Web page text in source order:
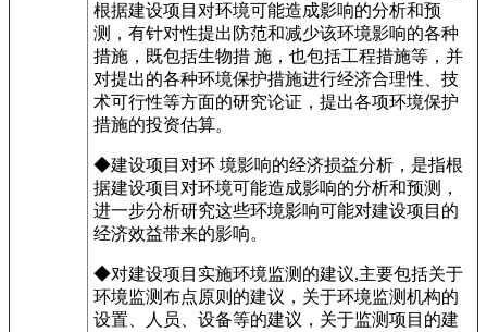
根据建设项目对环境可能造成影响的分析和预
测，有针对性提出防范和减少该环境影响的各种
措施，既包括生物措 施，也包括工程措施等，并
对提出的各种环境保护措施进行经济合理性、技
术可行性等方面的研究论证，提出各项环境保护
措施的投资估算。
◆建设项目对环 境影响的经济损益分析，是指根
据建设项目对环境可能造成影响的分析和预测，
进一步分析研究这些环境影响可能对建设项目的
经济效益带来的影响。
◆对建设项目实施环境监测的建议,主要包括关于
环境监测布点原则的建议，关于环境监测机构的
设置、人员、设备等的建议，关于监测项目的建